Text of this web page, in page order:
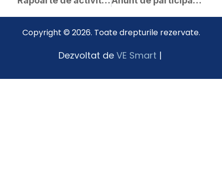
Copyright © 2026. Toate drepturile rezervate.
Dezvoltat de VE Smart |